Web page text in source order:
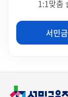
1:1맞춤
서민